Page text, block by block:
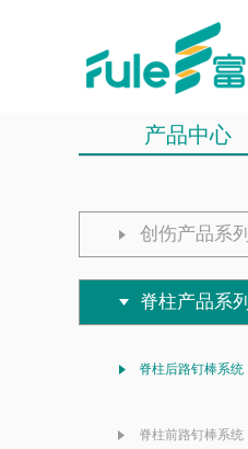
产品中心
创伤产品系列
脊柱产品系列
脊柱后路钉棒系统
脊柱前路钉棒系统